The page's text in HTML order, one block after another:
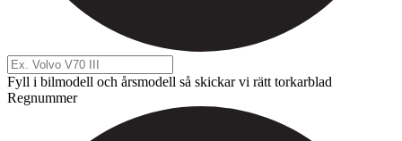
Fyll i bilmodell och årsmodell så skickar vi rätt torkarblad
Regnummer